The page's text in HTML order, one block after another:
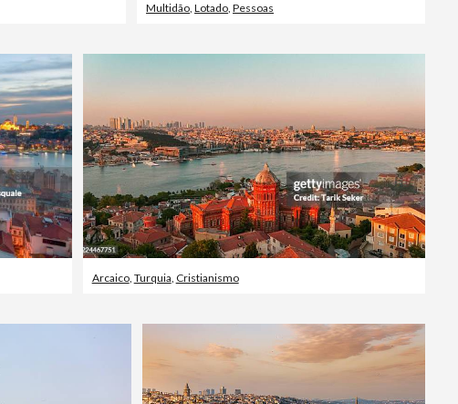
Multidão,Lotado,Pessoas
Arcaico, Turquia Cristianismo